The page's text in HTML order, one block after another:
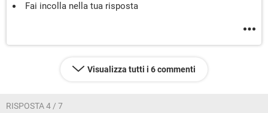
Fai incolla nella tua risposta
Visualizza tutti i 6 commenti
RISPOSTA 4 / 7